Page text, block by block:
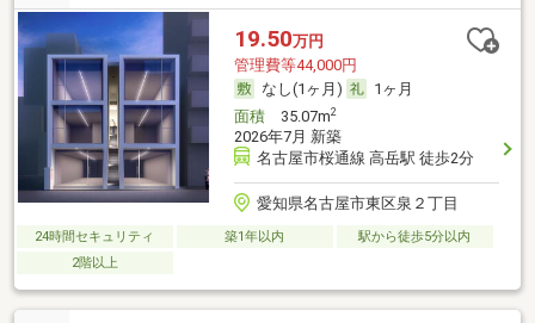
19.50万円
管理費等44,000円
なし(1ヶ月)
1ヶ月
面積35.07m2
2026年7月 新築
名古屋市桜通線 高岳駅 徒歩2分
愛知県名古屋市東区泉２丁目
24時間セキュリティ 築1年以内
駅から徒歩5分以内
2階以上